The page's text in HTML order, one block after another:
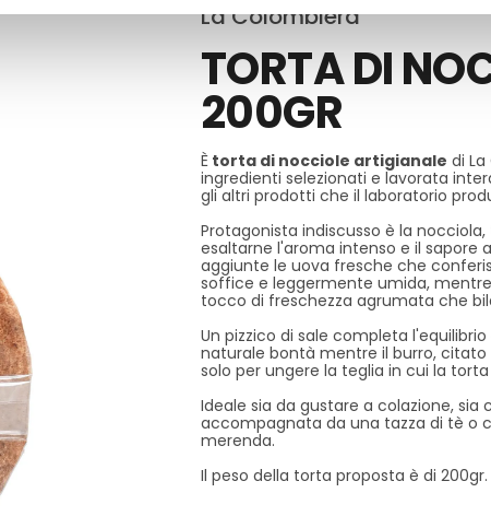
La Colombiera
TORTA DI
200GR
È torta di nocciole artigianale di
ingredienti selezionati e lavorata
gli altri prodotti che il laboratorio
Protagonista indiscusso è la
esaltarne l'aroma intenso e il sapore
aggiunte le uova fresche che
soffice e leggermente umida,
tocco di freschezza agrumata che
Un pizzico di sale completa
naturale bontà mentre il burro,
solo per ungere la teglia in cui la
Ideale sia da gustare a colazione,
accompagnata da una tazza di tè o
merenda.
Il peso della torta proposta è di 200gr.